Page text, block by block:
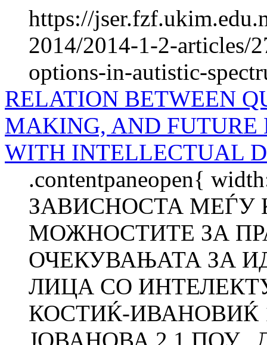
https://
2014/2014-1-2-articles/
options-in-autistic-
RELATION BETWEEN
MAKING, AND FUTURE
WITH INTELLECTUAL
.contentpaneopen{
ЗАВИСНОСТА МЕЃУ
МОЖНОСТИТЕ ЗА
ОЧЕКУВАЊАТА ЗА
ЛИЦА СО
КОСТИЌ-ИВАНОВИЌ
ЈОВАНОВА 2 1 ПОУ